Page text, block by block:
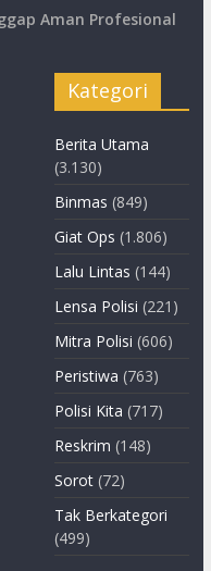
Aman Profesional
Kategori
Berita Utama
(3.130)
Binmas (849)
Giat Ops (1.806)
Lalu Lintas (144)
Lensa Polisi (221)
Mitra Polisi (606)
Peristiwa (763)
Polisi Kita (717)
Reskrim (148)
Sorot (72)
Tak Berkategori
(499)